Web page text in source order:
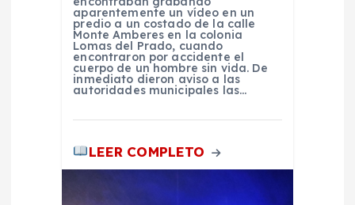
aparentemente un vídeo en un
predio a un costado de la calle
Monte Amberes en la colonia
Lomas del Prado, cuando
encontraron por accidente el
cuerpo de un hombre sin vida. De
inmediato dieron aviso a las
autoridades municipales las…
LEER COMPLETO